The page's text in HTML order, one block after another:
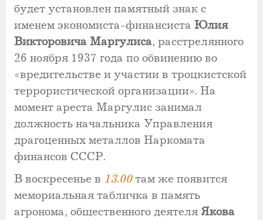
будет установлен памятный знак с
именем экономиста-финансиста Юлия
Викторовича Маргулиса, расстрелянного
26 ноября 1937 года по обвинению во
«вредительстве и участии в троцкистской
террористической организации». На
момент ареста Маргулис занимал
должность начальника Управления
драгоценных металлов Наркомата
финансов СССР.
В воскресенье в 13.00там же появится
мемориальная табличка в память
агронома, общественного деятеля Якова